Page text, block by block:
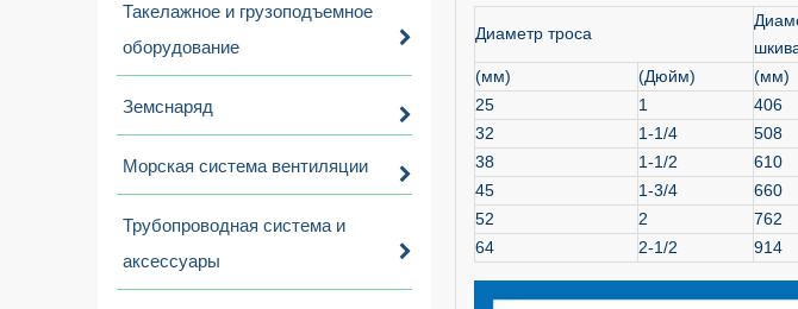
Такелажное и грузоподъемное
оборудование
Земснаряд
Морская система вентиляции
Трубопроводная система и
аксессуары
Диаметр троса
(мм) (Дюйм) (мм)
25
1 406
32
1-1/4 508
38
1-1/2 610
45
1-3/4 660
52
2 762
64
2-1/2 914